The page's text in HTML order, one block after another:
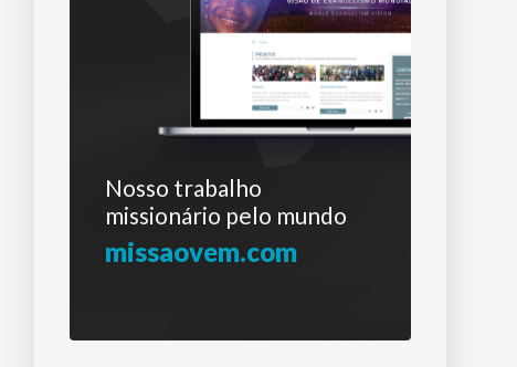
Nosso trabalho
missionário pelo mundo
missaovem.com